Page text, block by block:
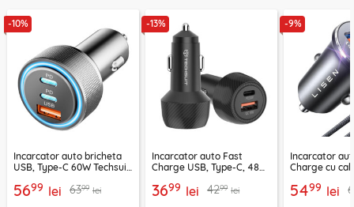
-10%
Incarcator auto bricheta
USB, Type-C 60W Techsuit
5699 lei 6399 lei
-13%
Incarcator auto Fast
Charge USB, Type-C, 48W
3699 lei 4299 lei
-9%
Incarcator
Charge cu
5499 lei